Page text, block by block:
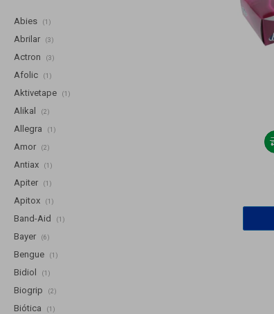
Abies (1)
Abrilar (3)
Actron (3)
Afolic (1)
Aktivetape (1)
Alikal (2)
Allegra (1)
Amor (2)
Antiax (1)
Apiter (1)
Apitox (1)
Band-Aid (1)
Bayer (6)
Bengue (1)
Bidiol (1)
Biogrip (2)
Biótica (1)